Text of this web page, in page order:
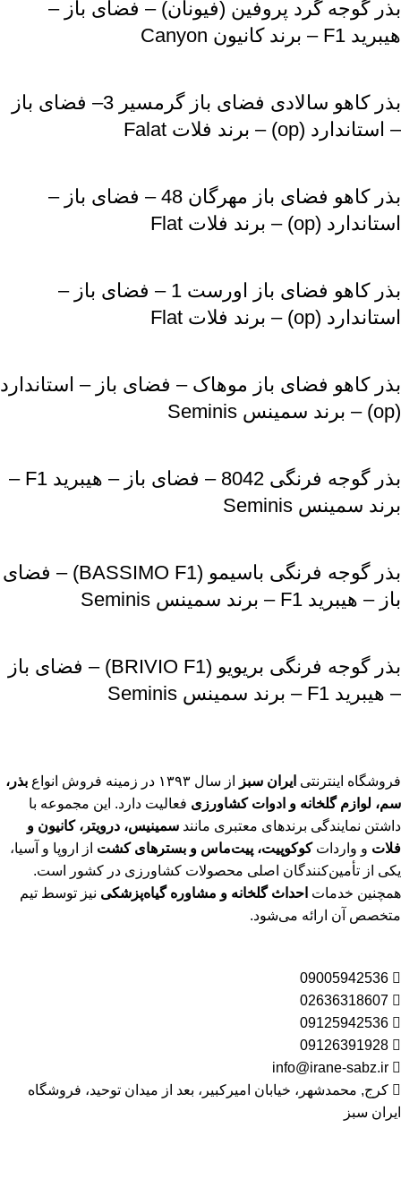
بذر گوجه گرد پروفین (فیونان) – فضای باز –
هیبرید F1 – برند کانیون Canyon
بذر کاهو سالادی فضای باز گرمسیر 3– فضای باز
– استاندارد (op) – برند فلات Falat
بذر کاهو فضای باز مهرگان 48 – فضای باز –
استاندارد (op) – برند فلات Flat
بذر کاهو فضای باز اورست 1 – فضای باز –
استاندارد (op) – برند فلات Flat
بذر کاهو فضای باز موهاک – فضای باز – استاندارد
(op) – برند سمینس Seminis
بذر گوجه فرنگی 8042 – فضای باز – هیبرید F1 –
برند سمینس Seminis
بذر گوجه فرنگی باسیمو (BASSIMO F1) – فضای
باز – هیبرید F1 – برند سمینس Seminis
بذر گوجه فرنگی بریویو (BRIVIO F1) – فضای باز
– هیبرید F1 – برند سمینس Seminis
فروشگاه اینترنتی ایران سبز از سال ۱۳۹۳ در زمینه فروش انواع
بذر،
سم، لوازم گلخانه و ادوات کشاورزی فعالیت دارد. این مجموعه با
داشتن نمایندگی برندهای معتبری مانند سمینیس، درویتر، کانیون و
فلات و وارداتکوکوپیت، پیت‌ماس و بسترهای کشت از اروپا و آسیا،
یکی از تأمین‌کنندگان اصلی محصولات کشاورزی در کشور است.
همچنین خدمات احداث گلخانه و مشاوره گیاه‌پزشکی نیز توسط تیم
متخصص آن ارائه می‌شود.
09005942536
02636318607
09125942536
09126391928
info@irane-sabz.ir
کرج, محمدشهر، خیابان امیرکبیر، بعد از میدان توحید، فروشگاه
ایران سبز